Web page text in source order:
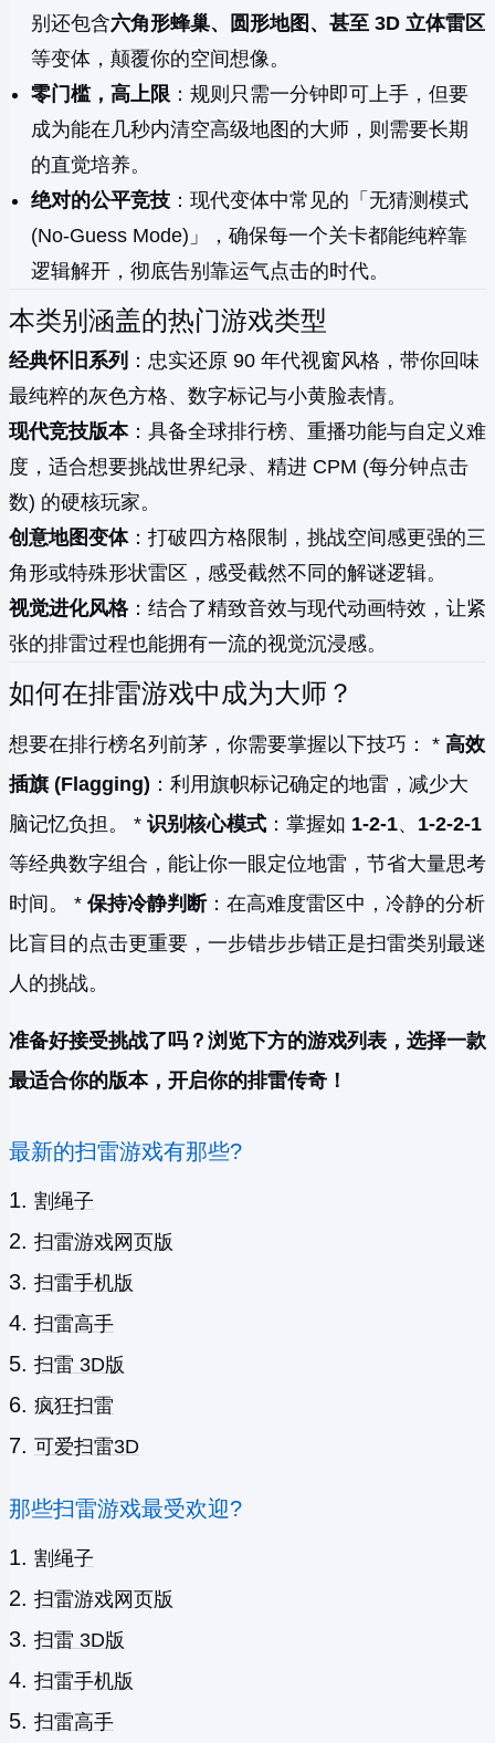
别还包含六角形蜂巢、圆形地图、甚至 3D 立体雷区
等变体，颠覆你的空间想像。
零门槛，高上限 ：规则只需一分钟即可上手，但要
成为能在几秒内清空高级地图的大师，则需要长期
的直觉培养。
绝对的公平竞技 ：现代变体中常见的「无猜测模式
(No-Guess Mode)」，确保每一个关卡都能纯粹靠
逻辑解开，彻底告别靠运气点击的时代。
本类别涵盖的热门游戏类型
经典怀旧系列 ：忠实还原 90 年代视窗风格，带你回味
最纯粹的灰色方格、数字标记与小黄脸表情。
现代竞技版本：具备全球排行榜、重播功能与自定义难
度，适合想要挑战世界纪录、精进 CPM (每分钟点击
数) 的硬核玩家。
创意地图变体：打破四方格限制，挑战空间感更强的三
角形或特殊形状雷区，感受截然不同的解谜逻辑。
视觉进化风格：结合了精致音效与现代动画特效，让紧
张的排雷过程也能拥有一流的视觉沉浸感。
如何在排雷游戏中成为大师？
想要在排行榜名列前茅，你需要掌握以下技巧： * 高效
插旗 (Flagging) ：利用旗帜标记确定的地雷，减少大
脑记忆负担。 * 识别核心模式 ：掌握如 1-2-1、 1-2-2-1
等经典数字组合，能让你一眼定位地雷，节省大量思考
时间。 * 保持冷静判断：在高难度雷区中，冷静的分析
比盲目的点击更重要，一步错步步错正是扫雷类别最迷
人的挑战。
准备好接受挑战了吗？浏览下方的游戏列表，选择一款
最适合你的版本，开启你的排雷传奇！
最新的扫雷游戏有那些?
割绳子
扫雷游戏网页版
扫雷手机版
扫雷高手
扫雷 3D版
疯狂扫雷
可爱扫雷3D
那些扫雷游戏最受欢迎?
割绳子
扫雷游戏网页版
扫雷 3D版
扫雷手机版
扫雷高手